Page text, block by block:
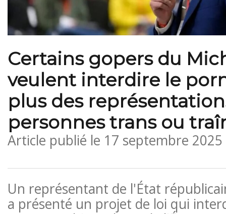
Certains gopers du
veulent interdire le
plus des
personnes trans ou
Article publié le 17 septembre
Un représentant de l'État
a présenté un projet de loi qui